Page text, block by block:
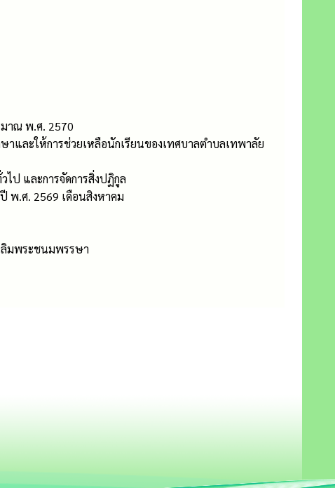
าณ พ.ศ. 2570
และให้การช่วยเหลือนักเรียนของเทศบาลตำบลเทพาลัย
ป และการจัดการสิ่งปฏิกูล
พ.ศ. 2569 เดือนสิงหาคม
ลิมพระชนมพรรษา